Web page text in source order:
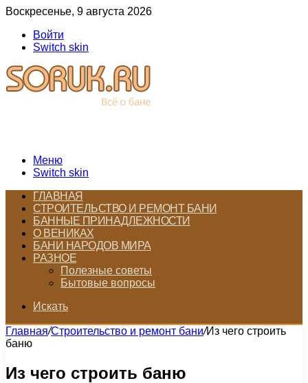
Воскресенье, 9 августа 2026
Войти
Switch skin
Меню
Switch skin
ГЛАВНАЯ
СТРОИТЕЛЬСТВО И РЕМОНТ БАНИ
БАННЫЕ ПРИНАДЛЕЖНОСТИ
О ВЕНИКАХ
БАНИ НАРОДОВ МИРА
РАЗНОЕ
Полезные советы
Бытовые вопросы
Искать
Главная/Строительство и ремонт бани/Из чего строить
баню
Из чего строить баню